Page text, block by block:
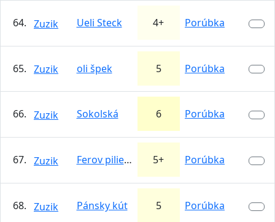
64. Zuzik Ueli Steck 4+ Porúbka
65. Zuzik oli špek 5 Porúbka
66. Zuzik Sokolská 6 Porúbka
67. Zuzik Ferov pilier (Prostredná) 5+ Porúbka
68. Zuzik Pánsky kút 5 Porúbka